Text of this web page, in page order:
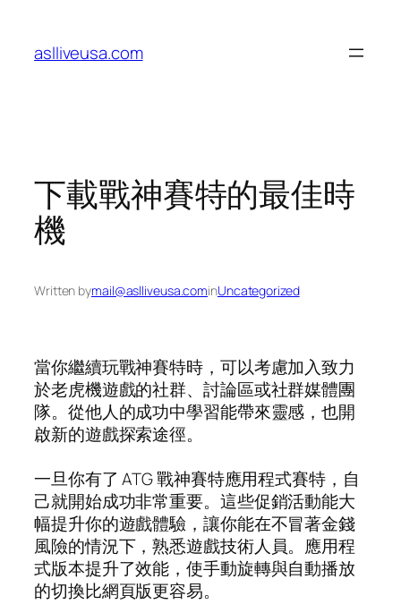
content
aslliveusa.com
下載戰神賽特的最佳時
機
Written bymail@aslliveusa.cominUncategorized
當你繼續玩戰神賽特時，可以考慮加入致力
於老虎機遊戲的社群、討論區或社群媒體團
隊。從他人的成功中學習能帶來靈感，也開
啟新的遊戲探索途徑。
一旦你有了 ATG 戰神賽特應用程式賽特，自
己就開始成功非常重要。這些促銷活動能大
幅提升你的遊戲體驗，讓你能在不冒著金錢
風險的情況下，熟悉遊戲技術人員。應用程
式版本提升了效能，使手動旋轉與自動播放
的切換比網頁版更容易。